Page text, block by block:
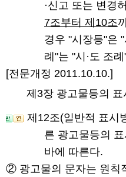
·신고 또는 변경
7조부터 제10조
경우 "시장등"은 "
례"는 "시·도 조
[전문개정 2011.10.10.]
제3장 광고물등의 표
제12조(일반적 표시
른 광고물등의
바에 따른다.
② 광고물의 문자는 원칙